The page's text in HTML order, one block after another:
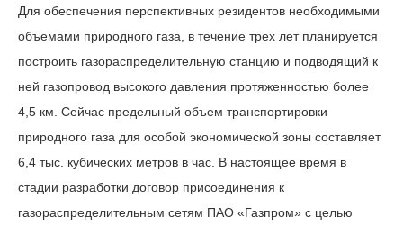
Для обеспечения перспективных резидентов необходимыми
объемами природного газа, в течение трех лет планируется
построить газораспределительную станцию и подводящий к
ней газопровод высокого давления протяженностью более
4,5 км. Сейчас предельный объем транспортировки
природного газа для особой экономической зоны составляет
6,4 тыс. кубических метров в час. В настоящее время в
стадии разработки договор присоединения к
газораспределительным сетям ПАО «Газпром» с целью